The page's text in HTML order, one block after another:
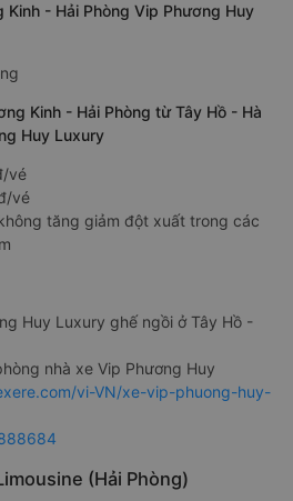
Kinh - Hải Phòng Vip Phương Huy
Kinh - Hải Phòng từ Tây Hồ - Hà
Huy Luxury
vé
vé
tăng giảm đột xuất trong các
Huy Luxury ghế ngồi ở Tây Hồ -
nhà xe Vip Phương Huy
vi-VN/xe-vip-phuong-huy-
(Hải Phòng)